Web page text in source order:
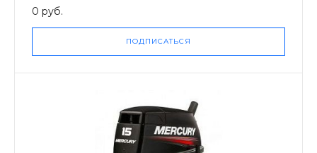
0 руб.
ПОДПИСАТЬСЯ